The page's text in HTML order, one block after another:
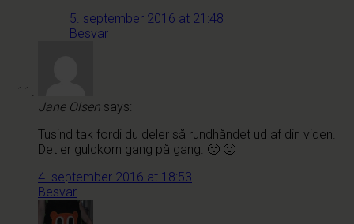
5. september 2016 at 21:48
Besvar
Jane Olsen says:
Tusind tak fordi du deler så rundhåndet ud af din viden.
Det er guldkorn gang på gang. 🙂 🙂
4. september 2016 at 18:53
Besvar